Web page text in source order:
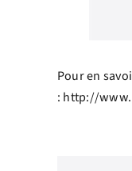
Pour en
: http://